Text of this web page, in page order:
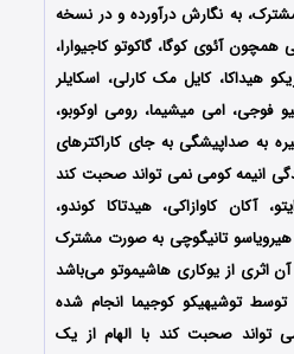
به نگارش درآورده و در نسخه
آئوی کوگا، گاکوتو کاجیوارا،
هیداکا، کایل مک کارلی، اسکایلر
فوجی، امی میشیما، رومی اوکوبو،
به صداپیشگی به جای کاراکترهای
انیمهکومی نمی تواند صحبت کند
آکان کاوازاکی، هیدتاکا کوندو،
و هیرویاسو تانیگوچی به صورت مشترک
اثری از یوکاری هاشیموتو می‌باشد
توشیهیکو کوجیما انجام شده
تواند صحبت کند با الهام از یک